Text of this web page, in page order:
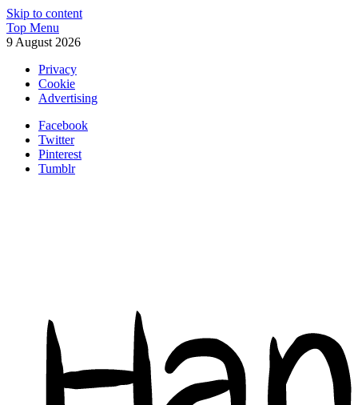
Skip to content
Top Menu
9 August 2026
Privacy
Cookie
Advertising
Facebook
Twitter
Pinterest
Tumblr